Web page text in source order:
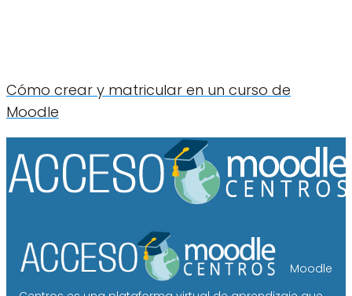
Cómo crear y matricular en un curso de
Moodle
Moodle